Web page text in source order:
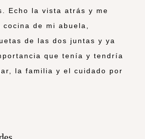
Echo la vista atrás y me
de mi abuela,
de las dos juntas y ya
que tenía y tendría
la familia y el cuidado por